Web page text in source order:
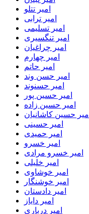
امیر تتلو
امیر ترابی
امیر تسلیمی
امیر تنگسیری
امیر چراغیان
امیر چهارم
امیر حاتم
امیر حسن وند
امیر حسنوند
امیر حسین پور
امیر حسین زاده
امیر حسین کاشانیان
امیر حسینی
امیر حمیدی
امیر خسرو
امیر خسرو مرادی
امیر خلیلی
امیر خوشاوی
امیر خوشنگار
امیر دادستان
امیر دایاز
امیر درباری